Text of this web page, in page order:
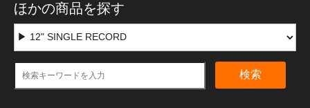
ほかの商品を探す
検索